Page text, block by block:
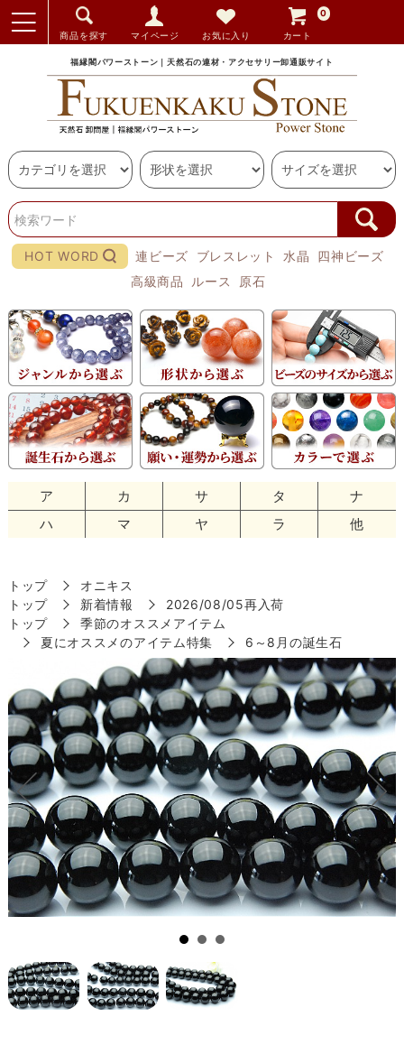
商品を探す マイページ お気に入り カート
0
福縁閣パワーストーン｜天然石の連材・アクセサリー卸通販サイト
HOT WORD 連ビーズ ブレスレット 水晶
四神ビーズ
高級商品
ルース 原石
ア カ サ タ
ナ
ハ
マ ヤ ラ 他
トップ
オニキス
トップ
新着情報
2026/08/05再入荷
トップ
季節のオススメアイテム
夏にオススメのアイテム特集
6～8月の誕生石